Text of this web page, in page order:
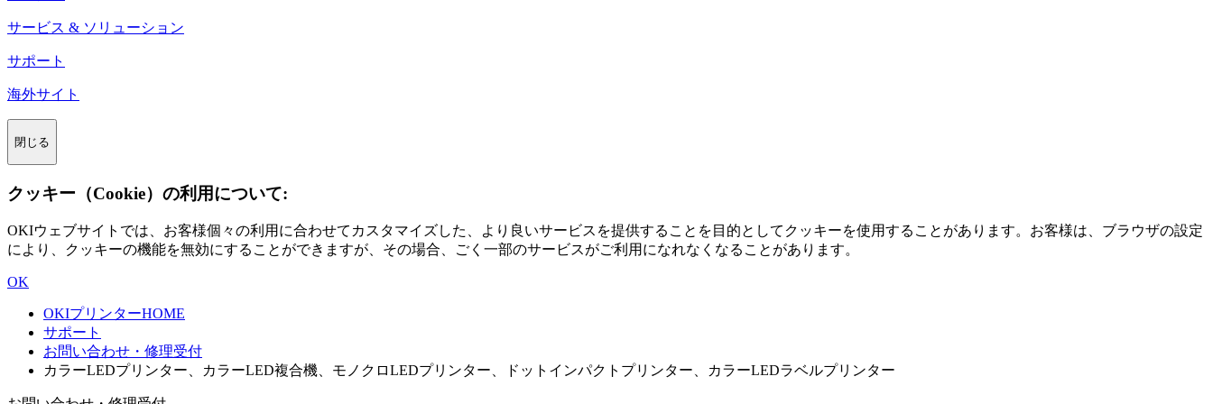
サービス & ソリューション
サポート
海外サイト
閉じる
クッキー（Cookie）の利用について:
OKIウェブサイトでは、お客様個々の利用に合わせてカスタマイズした、より良いサービスを提供することを目的としてクッキーを使用することがあります。お客様は、ブラウザの設定
により、クッキーの機能を無効にすることができますが、その場合、ごく一部のサービスがご利用になれなくなることがあります。
OK
OKIプリンターHOME
サポート
お問い合わせ・修理受付
カラーLEDプリンター、カラーLED複合機、モノクロLEDプリンター、ドットインパクトプリンター、カラーLEDラベルプリンター